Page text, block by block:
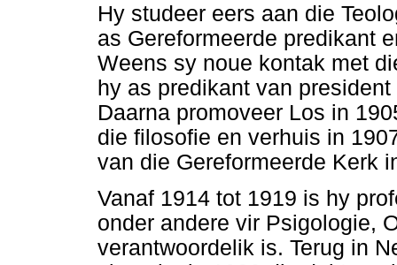
Hy studeer eers aan die
as Gereformeerde predikant
Weens sy noue kontak met
hy as predikant van
Daarna promoveer Los in
die filosofie en verhuis in
van die Gereformeerde Kerk
Vanaf 1914 tot 1919 is hy
onder andere vir Psigologie,
verantwoordelik is. Terug in